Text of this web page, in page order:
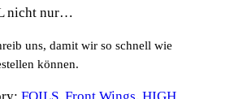
nicht nur…
uns, damit wir so schnell wie
können.